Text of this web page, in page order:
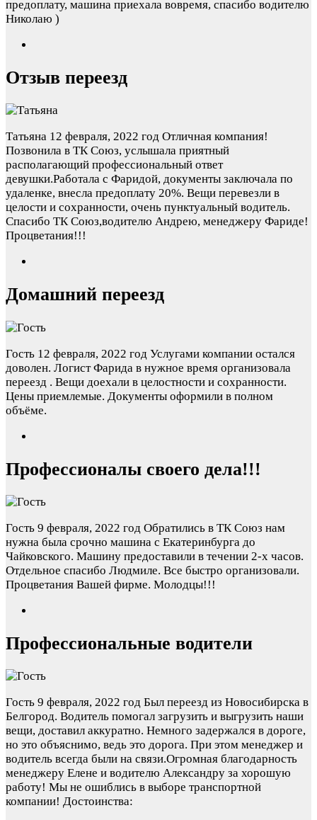
предоплату, машина приехала вовремя, спасибо водителю
Николаю )
Отзыв переезд
Татьяна 12 февраля, 2022 год Отличная компания!
Позвонила в ТК Союз, услышала приятный
располагающий профессиональный ответ
девушки.Работала с Фаридой, документы заключала по
удаленке, внесла предоплату 20%. Вещи перевезли в
целости и сохранности, очень пунктуальный водитель.
Спасибо ТК Союз,водителю Андрею, менеджеру Фариде!
Процветания!!!
Домашний переезд
Гость 12 февраля, 2022 год Услугами компании остался
доволен. Логист Фарида в нужное время организовала
переезд . Вещи доехали в целостности и сохранности.
Цены приемлемые. Документы оформили в полном
объёме.
Профессионалы своего дела!!!
Гость 9 февраля, 2022 год Обратились в ТК Союз нам
нужна была срочно машина с Екатеринбурга до
Чайковского. Машину предоставили в течении 2-х часов.
Отдельное спасибо Людмиле. Все быстро организовали.
Процветания Вашей фирме. Молодцы!!!
Профессиональные водители
Гость 9 февраля, 2022 год Был переезд из Новосибирска в
Белгород. Водитель помогал загрузить и выгрузить наши
вещи, доставил аккуратно. Немного задержался в дороге,
но это объяснимо, ведь это дорога. При этом менеджер и
водитель всегда были на связи.Огромная благодарность
менеджеру Елене и водителю Александру за хорошую
работу! Мы не ошиблись в выборе транспортной
компании! Достоинства: